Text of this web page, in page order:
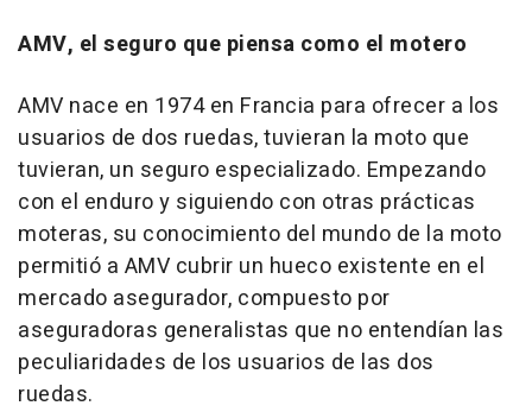
AMV, el seguro que piensa como el motero
AMV nace en 1974 en Francia para ofrecer a los
usuarios de dos ruedas, tuvieran la moto que
tuvieran, un seguro especializado. Empezando
con el enduro y siguiendo con otras prácticas
moteras, su conocimiento del mundo de la moto
permitió a AMV cubrir un hueco existente en el
mercado asegurador, compuesto por
aseguradoras generalistas que no entendían las
peculiaridades de los usuarios de las dos
ruedas.